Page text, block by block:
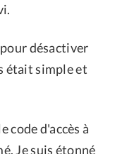
désactiver
était simple et
code d'accès à
Je suis étonné